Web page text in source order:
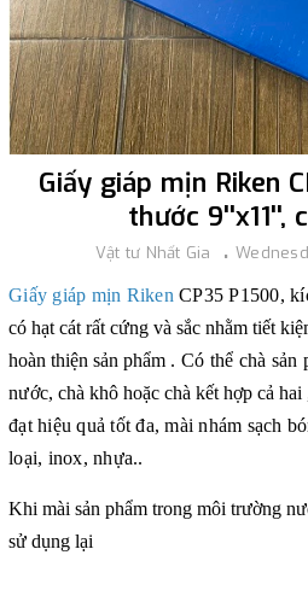
Giấy giáp mịn Riken
thước 9''x11'',
Vật tư Nhất Gia
Giấy giáp mịn Riken CP35 P1500,
có hạt cát rất cứng và sắc nhằm tiết
hoàn thiện sản phẩm . Có thể chà sản
nước, chà khô hoặc chà kết hợp cả hai
đạt hiệu quả tốt đa, mài nhám sạch
loại, inox, nhựa..
Khi mài sản phẩm trong môi trường
sử dụng lại